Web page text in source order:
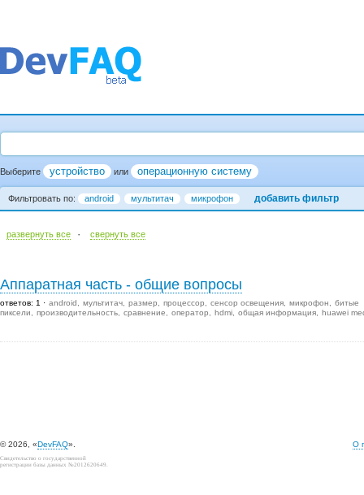
Выберите устройство или операционную систему
Фильтровать по: android мультитач микрофон добавить фильтр
развернуть все · cвернуть все
Аппаратная часть - общие вопросы
ответов: 1 android мультитач размер процессор сенсор освещения микрофон
битые
пиксели
производительность сравнение оператор hdmi общая информация huawei
© 2026, «DevFAQ». О
Свидетельство о государственной
регистрации базы данных №2012620649.